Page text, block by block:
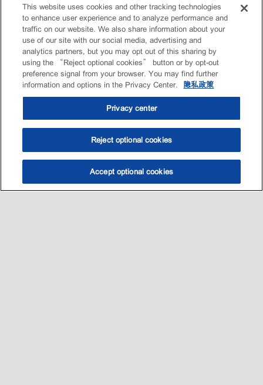
选油助手 查找门店
This website uses cookies and other tracking technologies
to enhance user experience and to analyze performance and
traffic on our website. We also share information about your
use of our site with our social media, advertising and
analytics partners, but you may opt out of this sharing by
using the “Reject optional cookies” button or by opt-out
preference signal from your browser. You may find further
information and options in the Privacy Center.
隐私政策
Privacy center
Reject optional cookies
Accept optional cookies